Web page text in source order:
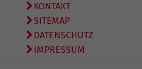
KONTAKT
SITEMAP
DATENSCHUTZ
IMPRESSUM